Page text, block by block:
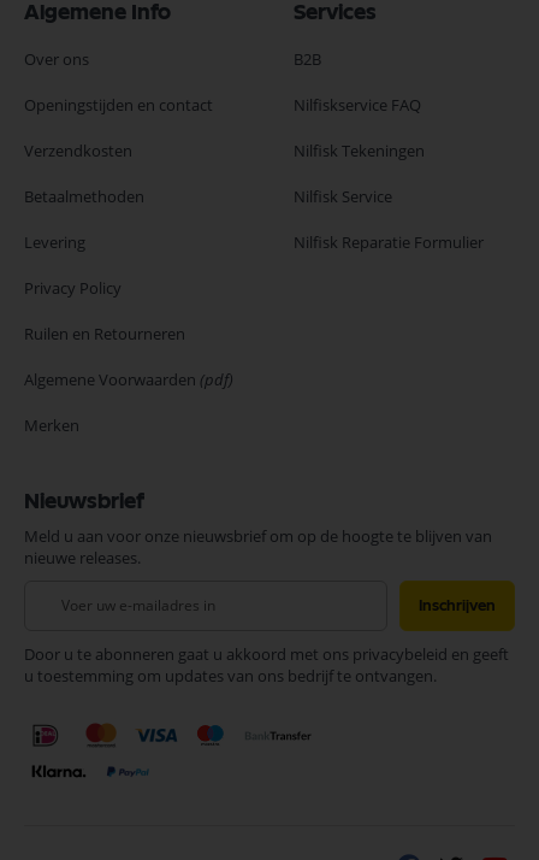
Algemene Info
Over ons
Openingstijden en contact
Verzendkosten
Betaalmethoden
Levering
Privacy Policy
Ruilen en Retourneren
Algemene Voorwaarden (pdf)
Merken
Services
B2B
Nilfiskservice FAQ
Nilfisk Tekeningen
Nilfisk Service
Nilfisk Reparatie Formulier
Nieuwsbrief
Meld u aan voor onze nieuwsbrief om op de hoogte te blijven van
nieuwe releases.
onze
nieuwsbrief
Inschrijven
Door u te abonneren gaat u akkoord met ons privacybeleid en geeft
u toestemming om updates van ons bedrijf te ontvangen.